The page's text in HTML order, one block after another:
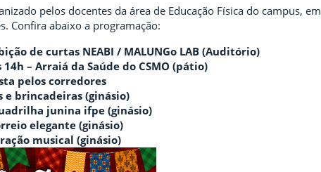
pelos docentes da área de Educação Física do campus, em
Confira abaixo a programação:
de curtas NEABI / MALUNGo LAB (Auditório)
14h – Arraiá da Saúde do CSMO (pátio)
pelos corredores
e brincadeiras (ginásio)
junina ifpe (ginásio)
elegante (ginásio)
musical (ginásio)